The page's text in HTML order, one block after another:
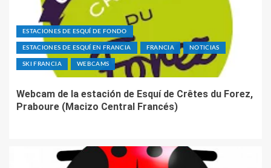
ESTACIONES DE ESQUÍ DE FONDO
ESTACIONES DE ESQUÍ EN FRANCIA FRANCIA NOTICIAS
SKI FRANCIA WEBCAMS
Webcam de la estación de Esquí de Crêtes du Forez,
Praboure (Macizo Central Francés)